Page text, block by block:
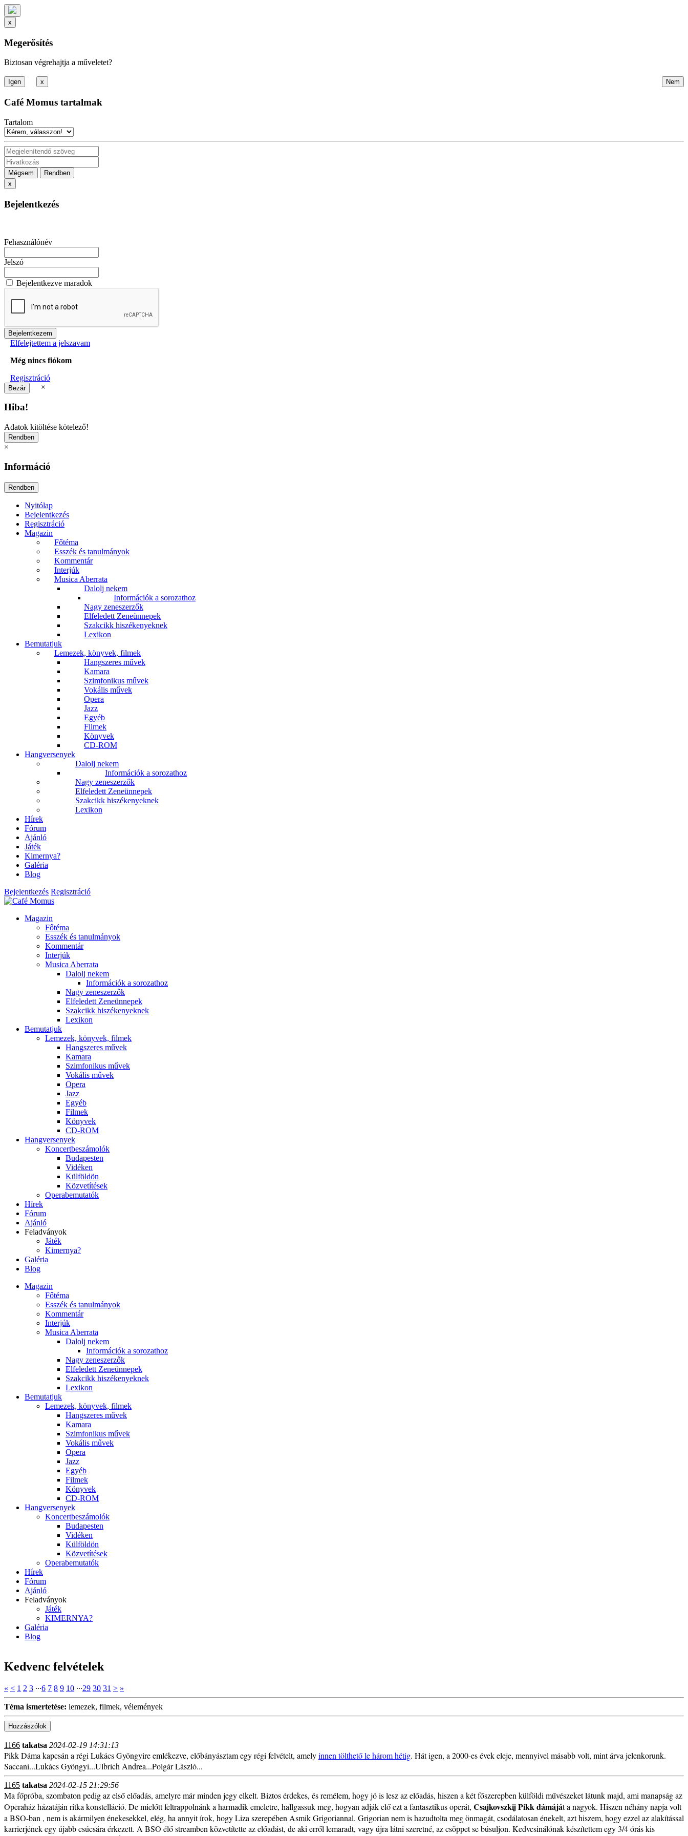
x
Megerősítés
Biztosan végrehajtja a műveletet?
x
Café Momus tartalmak
Tartalom
Mégsem
Rendben
x
Bejelentkezés
Fehasználónév
Jelszó
Bejelentkezve maradok
Elfelejtettem a jelszavam
Még nincs fiókom
Regisztráció
×
Hiba!
Adatok kitöltése kötelező!
×
Információ
Nyitólap
Bejelentkezés
Regisztráció
Magazin
Főtéma
Esszék és tanulmányok
Kommentár
Interjúk
Musica Aberrata
Dalolj nekem
Információk a sorozathoz
Nagy zeneszerzők
Elfeledett Zeneünnepek
Szakcikk hiszékenyeknek
Lexikon
Bemutatjuk
Lemezek, könyvek, filmek
Hangszeres művek
Kamara
Szimfonikus művek
Vokális művek
Opera
Jazz
Egyéb
Filmek
Könyvek
CD-ROM
Hangversenyek
Dalolj nekem
Információk a sorozathoz
Nagy zeneszerzők
Elfeledett Zeneünnepek
Szakcikk hiszékenyeknek
Lexikon
Hírek
Fórum
Ajánló
Játék
Kimernya?
Galéria
Blog
Bejelentkezés Regisztráció
Magazin
Főtéma
Esszék és tanulmányok
Kommentár
Interjúk
Musica Aberrata
Dalolj nekem
Információk a sorozathoz
Nagy zeneszerzők
Elfeledett Zeneünnepek
Szakcikk hiszékenyeknek
Lexikon
Bemutatjuk
Lemezek, könyvek, filmek
Hangszeres művek
Kamara
Szimfonikus művek
Vokális művek
Opera
Jazz
Egyéb
Filmek
Könyvek
CD-ROM
Hangversenyek
Koncertbeszámolók
Budapesten
Vidéken
Külföldön
Közvetítések
Operabemutatók
Hírek
Fórum
Ajánló
Feladványok
Játék
Kimernya?
Galéria
Blog
Magazin
Főtéma
Esszék és tanulmányok
Kommentár
Interjúk
Musica Aberrata
Dalolj nekem
Információk a sorozathoz
Nagy zeneszerzők
Elfeledett Zeneünnepek
Szakcikk hiszékenyeknek
Lexikon
Bemutatjuk
Lemezek, könyvek, filmek
Hangszeres művek
Kamara
Szimfonikus művek
Vokális művek
Opera
Jazz
Egyéb
Filmek
Könyvek
CD-ROM
Hangversenyek
Koncertbeszámolók
Budapesten
Vidéken
Külföldön
Közvetítések
Operabemutatók
Hírek
Fórum
Ajánló
Feladványok
Játék
KIMERNYA?
Galéria
Blog
Kedvenc felvételek
« < 1 2 3 ∙∙∙6 7 8 9 10 ∙∙∙29 30 31 > »
Téma ismertetése: lemezek, filmek, vélemények
1166 takatsa 2024-02-19 14:31:13
Pikk Dáma kapcsán a régi Lukács Gyöngyire emlékezve, előbányásztam egy régi felvételt, amelyinnen tölthető le három hétig. Hát igen, a 2000-es évek eleje, mennyivel másabb volt, mint árva jelenkorunk.
Saccani...Lukács Gyöngyi...Ulbrich Andrea...Polgár László...
1165 takatsa 2024-02-15 21:29:56
Ma főpróba, szombaton pedig az első előadás, amelyre már minden jegy elkelt. Biztos érdekes, és remélem, hogy jó is lesz az előadás, hiszen a két főszerepben külföldi művészeket látunk majd, ami manapság az
Operaház házatáján ritka konstelláció. De mielőtt feltrappolnánk a harmadik emeletre, hallgassuk meg, hogyan adják elő ezt a fantasztikus operát, Csajkovszkij Pikk dámáját a nagyok. Hiszen néhány napja volt
a BSO-ban , nem is akármilyen énekesekkel, elég, ha annyit írok, hogy Liza szerepében Asmik Grigoriannal. Grigorian nem is hazudtolta meg önmagát, csodálatosan énekelt, azt hiszem, hogy ezzel az alakítással
karrierjének egy újabb csúcsára érkezett. A BSO élő streamben közvetítette az előadást, de aki erről lemaradt, vagy újra látni szeretné, az csöppet se búsuljon. Kedvcsinálónak készítettem egy 3/4 órás kis